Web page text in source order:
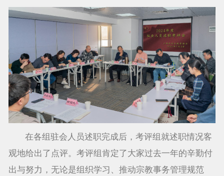
在各组驻会人员述职完成后，考评组就述职情况客
观地给出了点评。考评组肯定了大家过去一年的辛勤付
出与努力，无论是组织学习、推动宗教事务管理规范